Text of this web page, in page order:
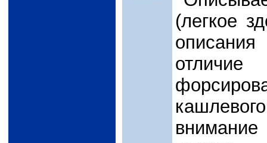
(легкое
описания